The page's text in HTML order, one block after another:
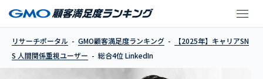
リサーチポータル GMO顧客満足度ランキング
【2025年】キャリアSN
S 人間関係重視ユーザー
総合4位 LinkedIn